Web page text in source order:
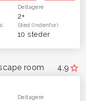
Deltagere
2+
Sted(Indenfor)
10 steder
4,9
room
Deltagere